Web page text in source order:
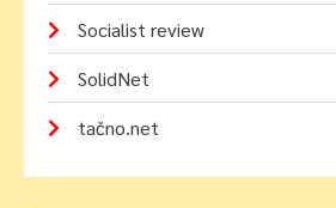
Socialist review
SolidNet
tačno.net